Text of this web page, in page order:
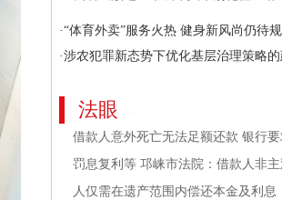
·“体育外卖”服务火热 健身新风尚仍待
·涉农犯罪新态势下优化基层治理策略
法眼
借款人意外死亡无法足额还款 银行
罚息复利等 邛崃市法院：借款人非
人仅需在遗产范围内偿还本金及利息